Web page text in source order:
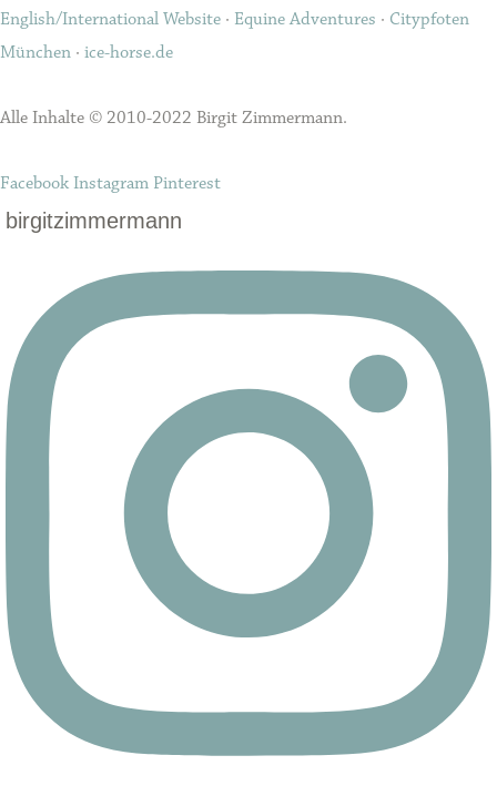
English/International Website · Equine Adventures · Citypfoten
München · ice-horse.de
Alle Inhalte © 2010-2022 Birgit Zimmermann.
Facebook Instagram Pinterest
birgitzimmermann